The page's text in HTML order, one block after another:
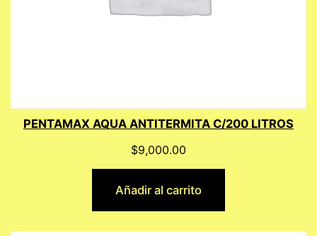
PENTAMAX AQUA ANTITERMITA C/200 LITROS
$9,000.00
Añadir al carrito